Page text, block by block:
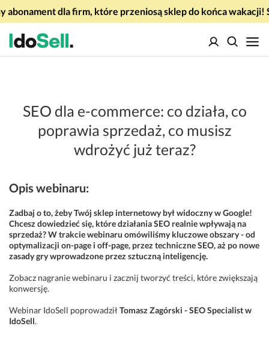
abonament dla firm, które przeniosą sklep do końca wakacji!
SEO dla e-commerce: co działa, co
poprawia sprzedaż, co musisz
wdrożyć już teraz?
Opis webinaru:
Zadbaj o to, żeby Twój sklep internetowy był widoczny w Google!
Chcesz dowiedzieć się, które działania SEO realnie wpływają na
sprzedaż? W trakcie webinaru omówiliśmy kluczowe obszary - od
optymalizacji on-page i off-page, przez techniczne SEO, aż po nowe
zasady gry wprowadzone przez sztuczną inteligencję.
Zobacz nagranie webinaru i zacznij tworzyć treści, które zwiększają
konwersję.
Webinar IdoSell poprowadził Tomasz Zagórski - SEO Specialist w
IdoSell.